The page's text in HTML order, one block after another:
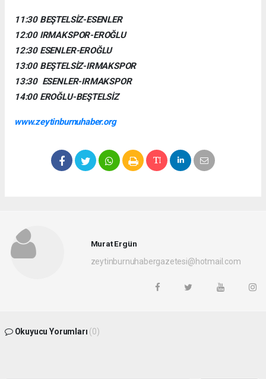
11:30 BEŞTELSİZ-ESENLER
12:00 IRMAKSPOR-EROĞLU
12:30 ESENLER-EROĞLU
13:00 BEŞTELSİZ-IRMAKSPOR
13:30 ESENLER-IRMAKSPOR
14:00 EROĞLU-BEŞTELSİZ
www.zeytinburnuhaber.org
Murat Ergün
zeytinburnuhabergazetesi@hotmail.com
Okuyucu Yorumları (0)